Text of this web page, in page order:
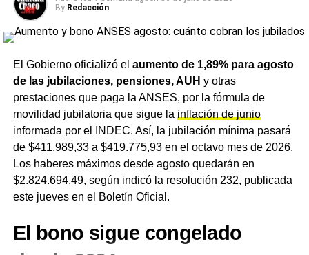
Vence el 31 de mayo el plazo para adherirse a la
moratoria de ATP Chaco: cómo regularizar
deudas en Ingresos Brutos, Sellos e Inmobiliario
By Redacción
El Gobierno oficializó el aumento de 1,89% para agosto
de las jubilaciones, pensiones, AUH y otras
prestaciones que paga la ANSES, por la fórmula de
movilidad jubilatoria que sigue la inflación de junio
informada por el INDEC. Así, la jubilación mínima pasará
de $411.989,33 a $419.775,93 en el octavo mes de 2026.
Los haberes máximos desde agosto quedarán en
$2.824.694,49, según indicó la resolución 232, publicada
este jueves en el Boletín Oficial.
El bono sigue congelado